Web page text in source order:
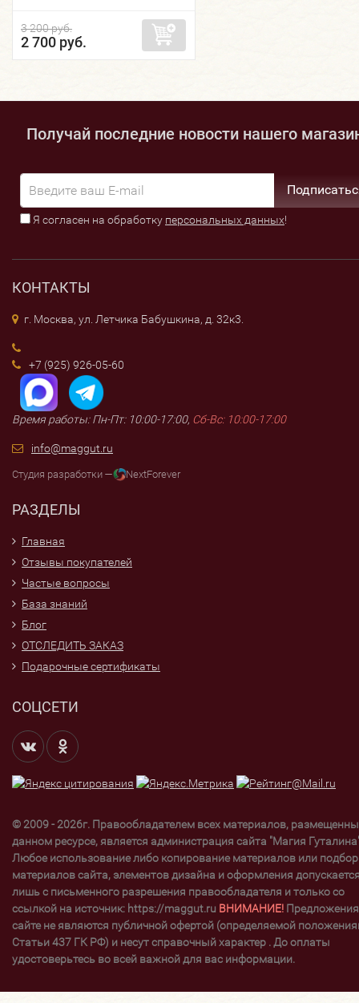
3 200 руб.
2 700 руб.
Получай последние новости нашего
Я согласен на обработку персональных данных!
КОНТАКТЫ
г. Москва, ул. Летчика Бабушкина, д. 32к3.
+7 (925) 926-05-60
Время работы: Пн-Пт: 10:00-17:00, Сб-Вс: 10:00-17:00
info@maggut.ru
Студия разработки — NextForever
РАЗДЕЛЫ
Главная
Отзывы покупателей
Частые вопросы
База знаний
Блог
ОТСЛЕДИТЬ ЗАКАЗ
Подарочные сертификаты
СОЦСЕТИ
© 2009 - 2026г. Правообладателем всех материалов,
данном ресурсе, является администрация сайта "Магия
Любое использование либо копирование материалов или
материалов сайта, элементов дизайна и оформления
лишь с письменного разрешения правообладателя и только со
ссылкой на источник: https://maggut.ru ВНИМАНИЕ!
сайте не являются публичной офертой (определяемой
Статьи 437 ГК РФ) и несут справочный характер . До оплаты
удостоверьтесь во всей важной для вас информации.